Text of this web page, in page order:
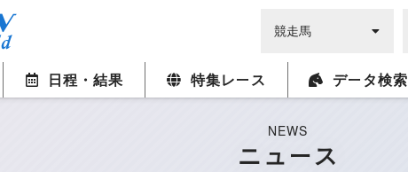
日程・結果 特集レース データ検索
NEWS
ニュース